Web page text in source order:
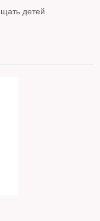
детей